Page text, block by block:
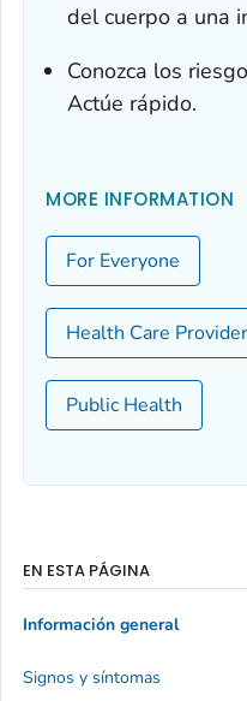
del cuerpo a una
Conozca los
Actúe rápido.
MORE INFORMATION
For Everyone
Health Care
Public Health
EN ESTA PÁGINA
Información general
Signos y síntomas